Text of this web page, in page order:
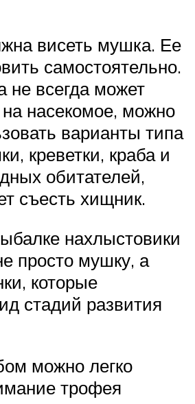
висеть мушка. Ее
самостоятельно.
не всегда может
насекомое, можно
варианты типа
креветки, краба и
обитателей,
съесть хищник.
нахлыстовики
просто мушку, а
которые
стадий развития
можно легко
трофея